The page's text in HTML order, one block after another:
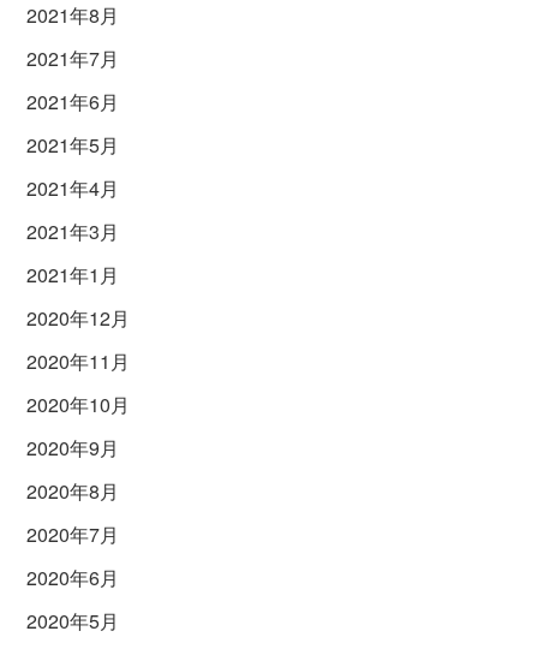
2021年8月
2021年7月
2021年6月
2021年5月
2021年4月
2021年3月
2021年1月
2020年12月
2020年11月
2020年10月
2020年9月
2020年8月
2020年7月
2020年6月
2020年5月